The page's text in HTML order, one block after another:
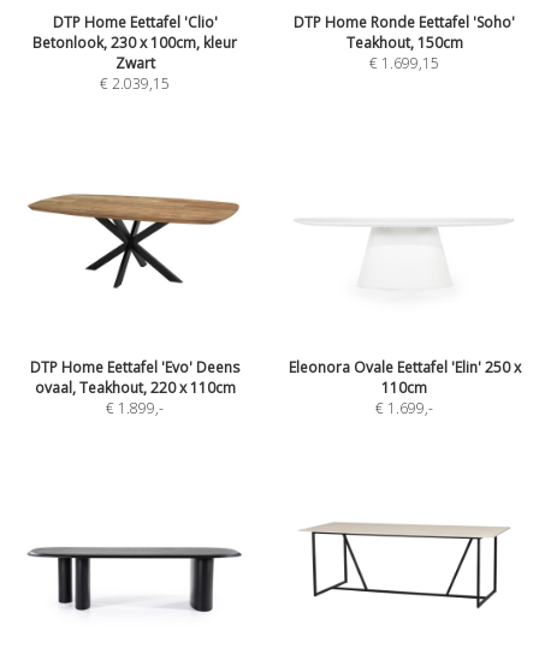
DTP Home Eettafel 'Clio'
Betonlook, 230 x 100cm, kleur
Zwart
€ 2.039,15
DTP Home Ronde Eettafel 'Soho'
Teakhout, 150cm
€ 1.699,15
DTP Home Eettafel 'Evo' Deens
ovaal, Teakhout, 220 x 110cm
€ 1.899,-
Eleonora Ovale Eettafel 'Elin' 250 x
110cm
€ 1.699,-